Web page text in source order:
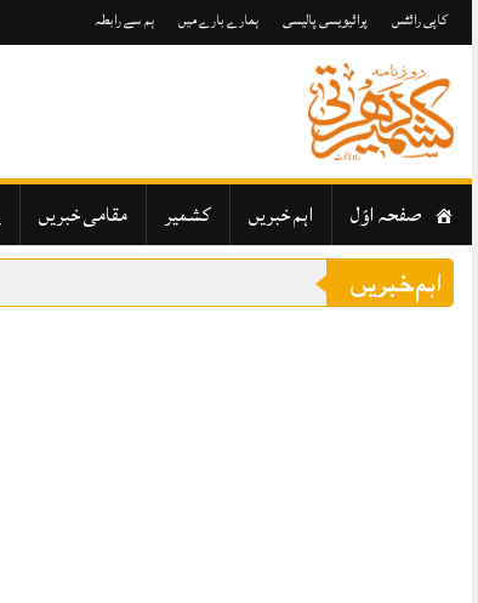
to
content
کاپی رائٹس پرائیویسی پالیسی ہمارے بارے میں ہم سے رابطہ
صفحہ اوّل اہم خبریں کشمیر مقامی خبریں
اہم خبریں